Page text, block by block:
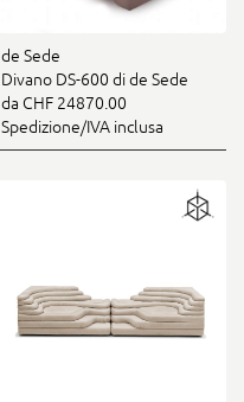
de Sede
Divano DS-600 di de Sede
da CHF 24870.00
Spedizione/IVA inclusa